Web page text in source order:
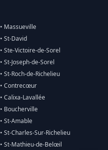
• Massueville
• St-David
• Ste-Victoire-de-Sorel
• St-Joseph-de-Sorel
• St-Roch-de-Richelieu
• Contrecœur
• Calixa-Lavallée
• Boucherville
• St-Amable
• St-Charles-Sur-Richelieu
• St-Mathieu-de-Belœil